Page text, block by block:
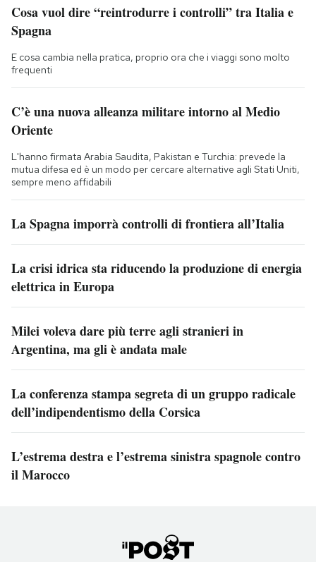
Cosa vuol dire “reintrodurre i controlli” tra Italia e
Spagna
E cosa cambia nella pratica, proprio ora che i viaggi sono molto
frequenti
C’è una nuova alleanza militare intorno al Medio
Oriente
L'hanno firmata Arabia Saudita, Pakistan e Turchia: prevede la
mutua difesa ed è un modo per cercare alternative agli Stati Uniti,
sempre meno affidabili
La Spagna imporrà controlli di frontiera all’Italia
La crisi idrica sta riducendo la produzione di energia
elettrica in Europa
Milei voleva dare più terre agli stranieri in
Argentina, ma gli è andata male
La conferenza stampa segreta di un gruppo radicale
dell’indipendentismo della Corsica
L’estrema destra e l’estrema sinistra spagnole contro
il Marocco